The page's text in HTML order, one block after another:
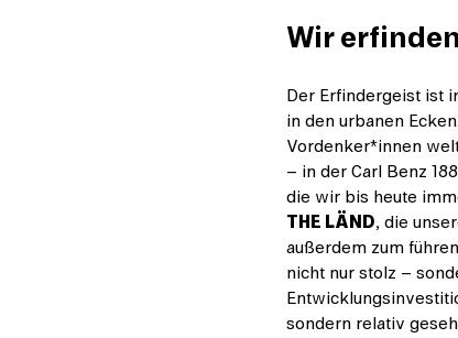
Wir
Der Erfindergeist ist
in den urbanen
Vordenker*innen
– in der Carl Benz
die wir bis heute
THE LÄND, die
außerdem zum
nicht nur stolz –
sondern relativ